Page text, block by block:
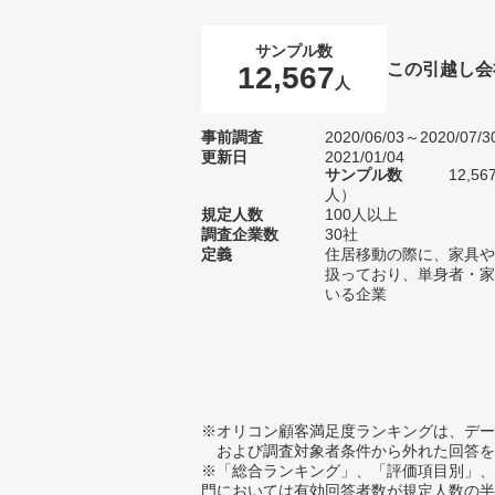
サンプル数
12,567 人
この引越し
事前調査
2020/06/03～2020/07/
更新日
2021/01/04
サンプル数
人）
規定人数
100人以上
調査企業数
30社
定義
住居移動の際に、家具
扱っており、単身者・
いる企業
※オリコン顧客満足度ランキングは、デ
および調査対象者条件から外れた回答
※「総合ランキング」、「評価項目別」
門においては有効回答者数が規定人数の